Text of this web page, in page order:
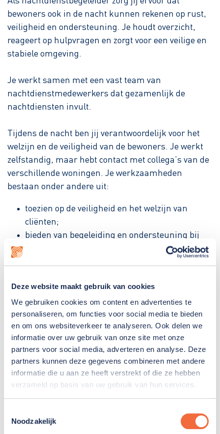
Deze website maakt gebruik van cookies
We gebruiken cookies om content en advertenties te
personaliseren, om functies voor social media te bieden
en om ons websiteverkeer te analyseren. Ook delen we
informatie over uw gebruik van onze site met onze
partners voor social media, adverteren en analyse. Deze
partners kunnen deze gegevens combineren met andere
informatie die u aan ze heeft verstrekt of die ze hebben
verzameld op basis van uw gebruik van hun services.
Noodzakelijk
bewoners ook in de nacht kunnen rekenen op rust,
veiligheid en ondersteuning. Je houdt overzicht,
reageert op hulpvragen en zorgt voor een veilige en
stabiele omgeving.
Je werkt samen met een vast team van
nachtdienstmedewerkers dat gezamenlijk de
nachtdiensten invult.
Tijdens de nacht ben jij verantwoordelijk voor het
welzijn en de veiligheid van de bewoners. Je werkt
zelfstandig, maar hebt contact met collega’s van de
verschillende woningen. Je werkzaamheden
bestaan onder andere uit:
toezien op de veiligheid en het welzijn van
cliënten;
bieden van begeleiding en ondersteuning bij
schakelen met collega’s van verschillende
woningen;
ondersteunen bij nachtelijke zorgmomenten;
inspelen op onverwachte situaties.
Geen nacht is hetzelfde. Juist dat maakt jouw werk
afwisselend en waardevol.